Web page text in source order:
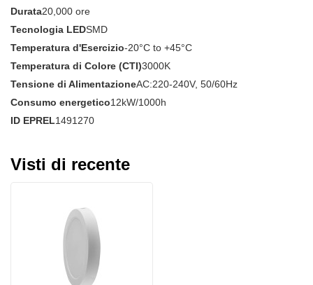
Durata20,000 ore
Tecnologia LEDSMD
Temperatura d'Esercizio-20°C to +45°C
Temperatura di Colore (CTI)3000K
Tensione di AlimentazioneAC:220-240V, 50/60Hz
Consumo energetico12kW/1000h
ID EPREL1491270
Visti di recente